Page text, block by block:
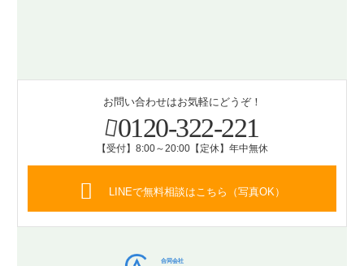
お問い合わせはお気軽にどうぞ！
0120-322-221
【受付】8:00～20:00【定休】年中無休
LINEで無料相談はこちら（写真OK）
合同会社